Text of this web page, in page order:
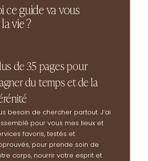
ce guide va vous
vie ?
de 35 pages pour
du temps et de la
besoin de chercher partout. J’ai
pour vous mes lieux et
favoris, testés et
pour prende soin de
corps, nourrir votre esprit et